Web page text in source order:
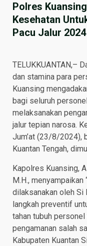
Polres
Kesehatan
Pacu Jalur 2024
TELUKKUANTAN,–
dan stamina para
Kuansing
bagi seluruh
melaksanakan
jalur tepian narosa.
Jum’at (23/8/2024),
Kuantan Tengah,
Kapolres Kuansing,
M.H.,
dilaksanakan oleh
langkah preventif
tahan tubuh
pengamanan salah
Kabupaten Kuantan